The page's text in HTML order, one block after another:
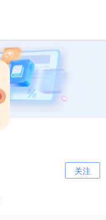
关注